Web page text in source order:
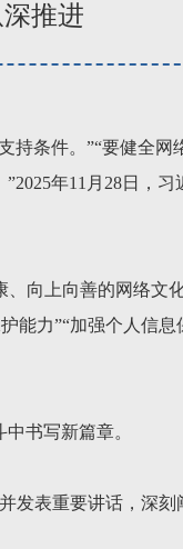
推进
持条件。”“要健全网
年11月28日，习
、向上向善的网络文
能力”“加强个人信息
书写新篇章。
发表重要讲话，深刻